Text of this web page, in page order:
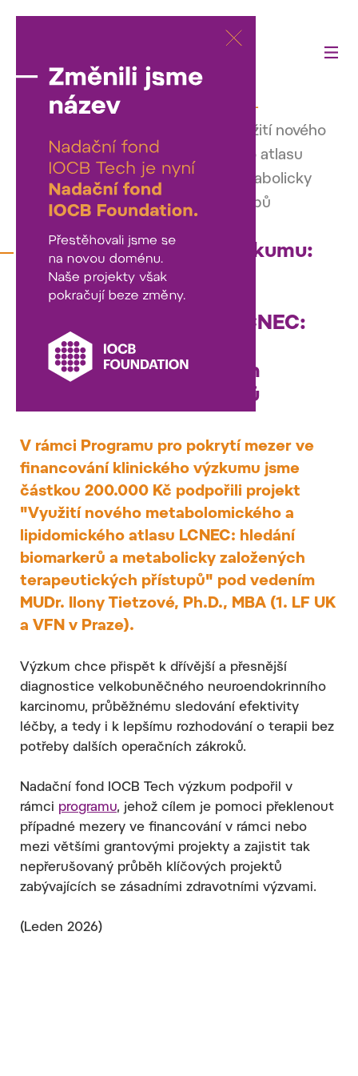
Činnost fondu
—
Podpora klinického výzkumu: Využití nového
metabolomického a lipidomického atlasu
LCNEC: hledání biomarkerů a metabolicky
založených terapeutických přístupů
Podpora klinického výzkumu:
Využití nového
metabolomického a
lipidomického atlasu LCNEC:
hledání biomarkerů a
metabolicky založených
terapeutických přístupů
V rámci Programu pro pokrytí mezer ve
financování klinického výzkumu jsme
částkou 200.000 Kč podpořili projekt
"Využití nového metabolomického a
lipidomického atlasu LCNEC: hledání
biomarkerů a metabolicky založených
terapeutických přístupů" pod vedením
MUDr. Ilony Tietzové, Ph.D., MBA (1. LF UK
a VFN v Praze).
Výzkum chce přispět k dřívější a přesnější
diagnostice velkobuněčného neuroendokrinního
karcinomu, průběžnému sledování efektivity
léčby, a tedy i k lepšímu rozhodování o terapii bez
potřeby dalších operačních zákroků.
Nadační fond IOCB Tech výzkum podpořil v
rámci programu, jehož cílem je pomoci překlenout
případné mezery ve financování v rámci nebo
mezi většími grantovými projekty a zajistit tak
nepřerušovaný průběh klíčových projektů
zabývajících se zásadními zdravotními výzvami.
(Leden 2026)